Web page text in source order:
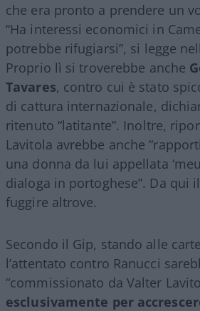
che era pronto a prendere un
“Ha interessi economici in
potrebbe rifugiarsi”, si legge
Proprio lì si troverebbe anche
Tavares, contro cui è stato
di cattura internazionale,
ritenuto “latitante”. Inoltre,
Lavitola avrebbe anche
una donna da lui appellata
dialoga in portoghese”. Da qui
fuggire altrove.
Secondo il Gip, stando alle
l’attentato contro Ranucci
“commissionato da Valter
esclusivamente per